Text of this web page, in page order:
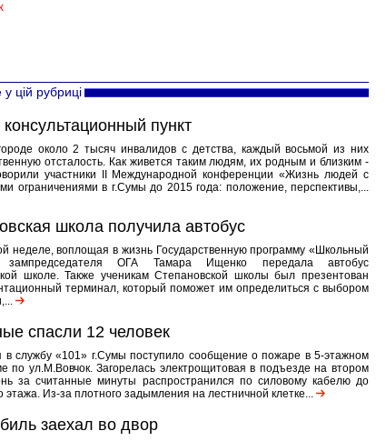
у цій рубриці
пункт
около 2 тысяч инвалидов с детства, каждый восьмой из них
отсталость. Как живется таким людям, их родным и близким -
участники II Международной конференции «Жизнь людей с
ограничениями в г.Сумы до 2015 года: положение, перспективы,...
школа получила автобус
неделе, воплощая в жизнь Государственную программу «Школьный
зампредседателя ОГА Тамара Ищенко передала автобус
школе. Также ученикам Степановской школы был презентован
терминал, который поможет им определиться с выбором
спасли 12 человек
в службу «101» г.Сумы поступило сообщение о пожаре в 5-этажном
по ул.М.Вовчок. Загорелась электрощитовая в подъезде на втором
за считанные минуты распространился по силовому кабелю до
этажа. Из-за плотного задымления на лестничной клетке...
заехал во двор